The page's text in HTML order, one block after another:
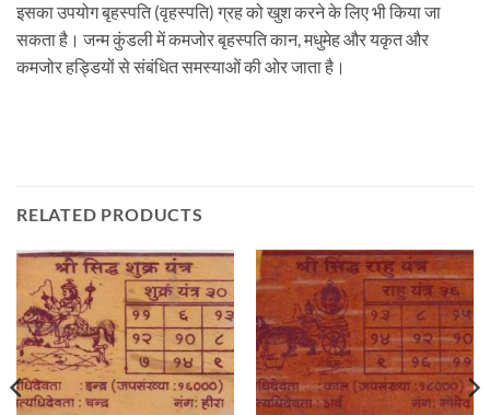
इसका उपयोग बृहस्पति (वृहस्पति) ग्रह को खुश करने के लिए भी किया जा
सकता है। जन्म कुंडली में कमजोर बृहस्पति कान, मधुमेह और यकृत और
कमजोर हड्डियों से संबंधित समस्याओं की ओर जाता है।
RELATED PRODUCTS